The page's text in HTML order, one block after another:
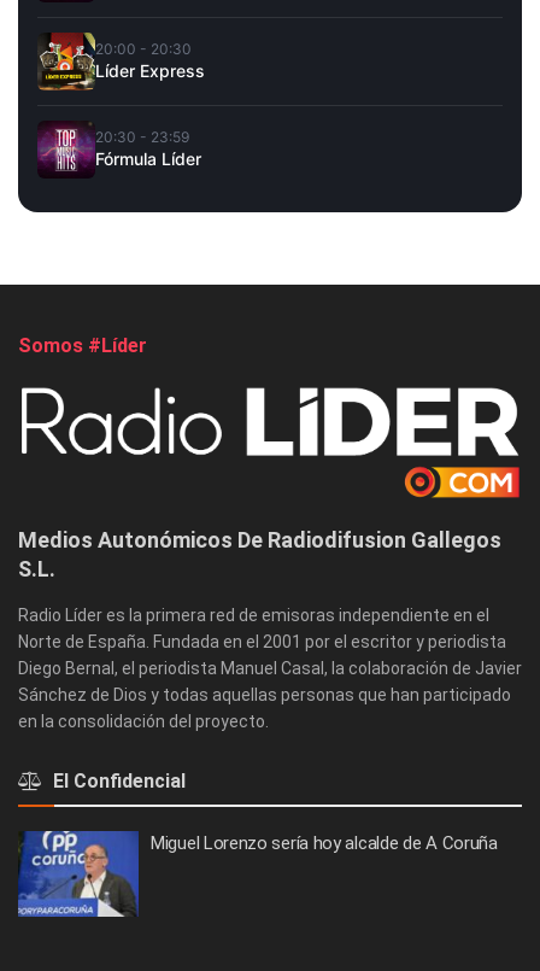
20:00 - 20:30
Líder Express
20:30 - 23:59
Fórmula Líder
Somos #Líder
Medios Autonómicos De Radiodifusion Gallegos
S.L.
Radio Líder es la primera red de emisoras independiente en el
Norte de España. Fundada en el 2001 por el escritor y periodista
Diego Bernal, el periodista Manuel Casal, la colaboración de Javier
Sánchez de Dios y todas aquellas personas que han participado
en la consolidación del proyecto.
El Confidencial
Miguel Lorenzo sería hoy alcalde de A Coruña